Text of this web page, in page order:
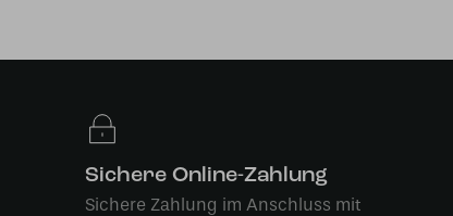
Sichere Online-Zahlung
Sichere Zahlung im Anschluss mit